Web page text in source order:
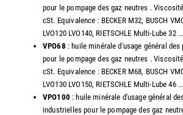
pour le pompage des gaz neutres .
cSt. Equivalence : BECKER M32, BUSCH
LVO120 LVO140, RIETSCHLE Multi-Lube 32 ...
VPO68 : huile minérale d'usage général
pour le pompage des gaz neutres .
cSt. Equivalence : BECKER M68, BUSCH
LVO130 LVO150, RIETSCHLE Multi-Lube 46 ...
VPO100 : huile minérale d'usage général
industrielles pour le pompage des gaz